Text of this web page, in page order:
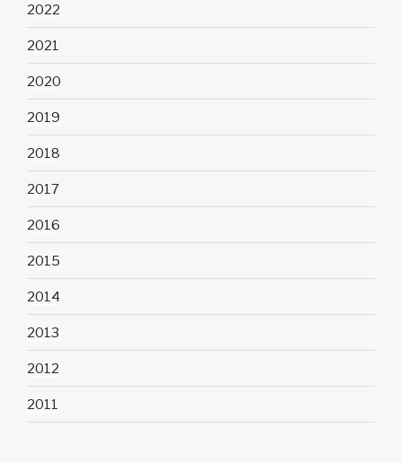
2022
2021
2020
2019
2018
2017
2016
2015
2014
2013
2012
2011